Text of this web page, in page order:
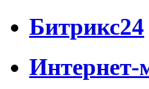
Битрикс24
Интернет-